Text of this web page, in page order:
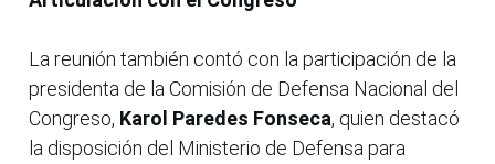
La reunión también contó con la participación de la
presidenta de la Comisión de Defensa Nacional del
Congreso, Karol Paredes Fonseca, quien destacó
la disposición del Ministerio de Defensa para